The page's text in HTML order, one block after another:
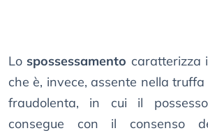
Lo spossessamento caratterizza
che è, invece, assente nella truffa
fraudolenta, in cui il
consegue con il consenso